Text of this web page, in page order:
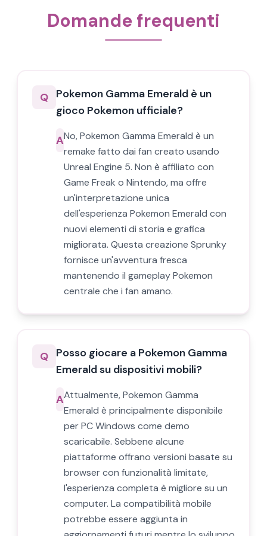
Domande frequenti
Q Pokemon Gamma Emerald è un
gioco Pokemon ufficiale?
ANo, Pokemon Gamma Emerald è un
remake fatto dai fan creato usando
Unreal Engine 5. Non è affiliato con
Game Freak o Nintendo, ma offre
un'interpretazione unica
dell'esperienza Pokemon Emerald con
nuovi elementi di storia e grafica
migliorata. Questa creazione Sprunky
fornisce un'avventura fresca
mantenendo il gameplay Pokemon
centrale che i fan amano.
Q Posso giocare a Pokemon Gamma
Emerald su dispositivi mobili?
AAttualmente, Pokemon Gamma
Emerald è principalmente disponibile
per PC Windows come demo
scaricabile. Sebbene alcune
piattaforme offrano versioni basate su
browser con funzionalità limitate,
l'esperienza completa è migliore su un
computer. La compatibilità mobile
potrebbe essere aggiunta in